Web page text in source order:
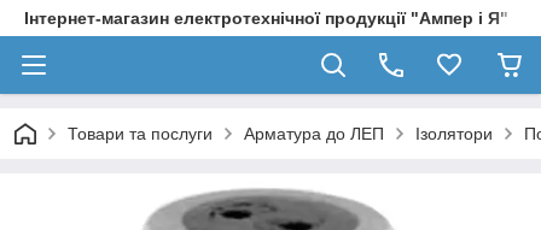
Інтернет-магазин електротехнічної продукції "Ампер і Я"
Товари та послуги Арматура до ЛЕП Ізолятори